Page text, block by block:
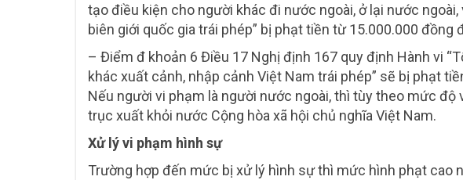
tạo điều kiện cho người khác đi nước ngoài, ở lại nước
biên giới quốc gia trái phép” bị phạt tiền từ 15.000.000 đồng
– Điểm đ khoản 6 Điều 17 Nghị định 167 quy định Hành vi
khác xuất cảnh, nhập cảnh Việt Nam trái phép” sẽ bị phạt
Nếu người vi phạm là người nước ngoài, thì tùy theo mức
trục xuất khỏi nước Cộng hòa xã hội chủ nghĩa Việt Nam.
Xử lý vi phạm hình sự
Trường hợp đến mức bị xử lý hình sự thì mức hình phạt cao